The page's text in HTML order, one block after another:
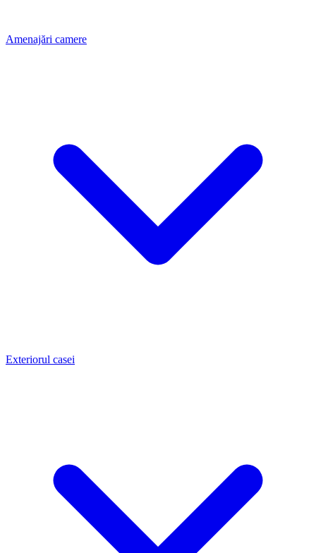
Amenajări camere
Exteriorul casei